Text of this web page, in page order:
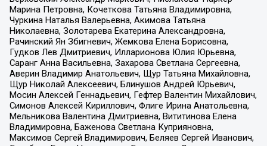
Марина Петровна, Кочеткова Татьяна Владимировна,
Чуркина Наталья Валерьевна, Акимова Татьяна
Николаевна, Золотарева Екатерина Александровна,
Рачинский Ян Збигневич, Жемкова Елена Борисовна,
Гудков Лев Дмитриевич, Илларионова Юлия Юрьевна,
Саранг Анна Васильевна, Захарова Светлана Сергеевна,
Аверин Владимир Анатольевич, Щур Татьяна Михайловна,
Щур Николай Алексеевич, Блинушов Андрей Юрьевич,
Мосин Алексей Геннадьевич, Гефтер Валентин Михайлович,
Симонов Алексей Кириллович, Флиге Ирина Анатольевна,
Мельникова Валентина Дмитриевна, Вититинова Елена
Владимировна, Баженова Светлана Куприяновна,
Максимов Сергей Владимирович, Беляев Сергей Иванович,